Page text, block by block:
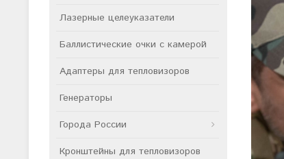
Лазерные целеуказатели
Баллистические очки с камерой
Адаптеры для тепловизоров
Генераторы
Города России
Кронштейны для тепловизоров